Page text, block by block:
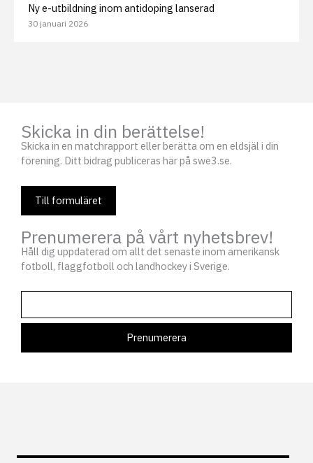
Ny e-utbildning inom antidoping lanserad
30 januari 2026
Skicka in din berättelse!
Skicka in en matchrapport eller berätta om en eldsjäl i din
förening. Ditt bidrag publiceras här på swe3.se.
Till formuläret
Prenumerera på vårt nyhetsbrev!
Håll dig uppdaterad om allt det senaste inom amerikansk
fotboll, flaggfotboll och landhockey i Sverige.